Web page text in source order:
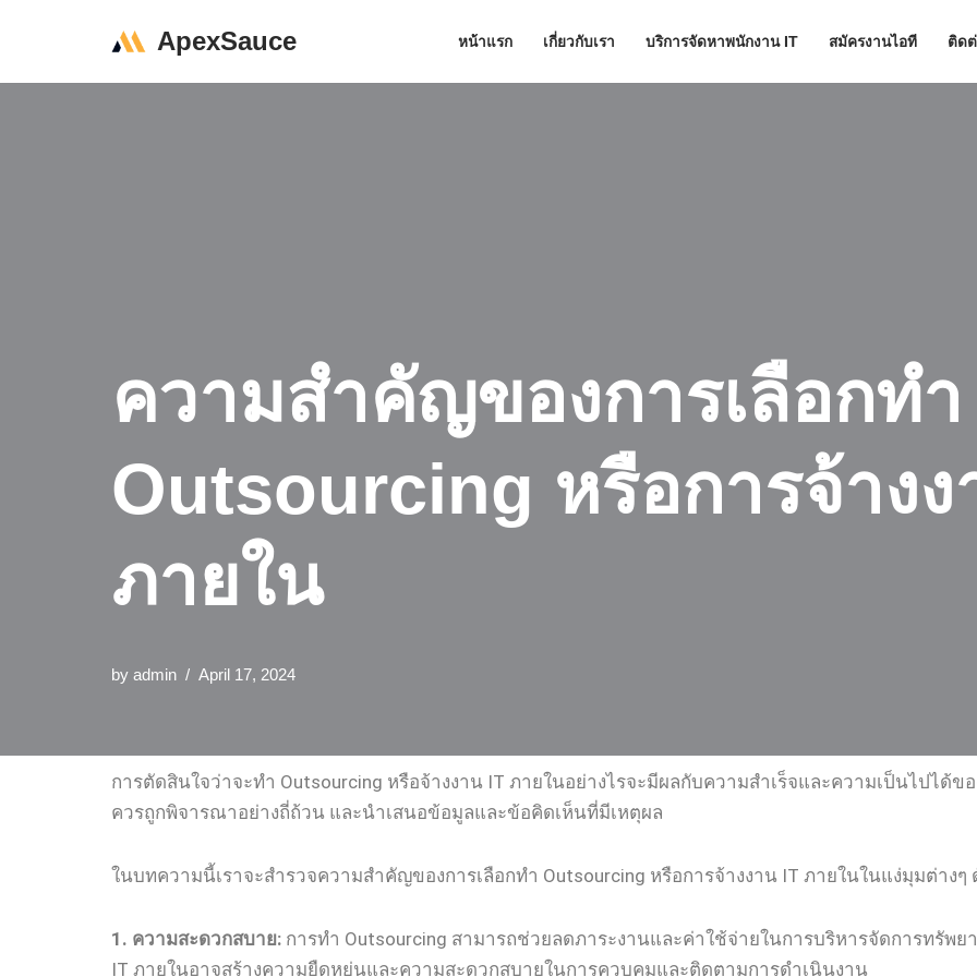
ApexSauce หน้าแรก เกี่ยวกับเรา บริการจัดหาพนักงาน IT สมัครงานไอที ติดต่
ความสำคัญของการเลือกทำ
Outsourcing หรือการจ้างง
ภายใน
by admin April 17, 2024
การตัดสินใจว่าจะทำ Outsourcing หรือจ้างงาน IT ภายในอย่างไรจะมีผลกับความสำเร็จและความเป็นไปได้
ควรถูกพิจารณาอย่างถี่ถ้วน และนำเสนอข้อมูลและข้อคิดเห็นที่มีเหตุผล
ในบทความนี้เราจะสำรวจความสำคัญของการเลือกทำ Outsourcing หรือการจ้างงาน IT ภายในในแง่มุมต่างๆ
1. ความสะดวกสบาย: การทำ Outsourcing สามารถช่วยลดภาระงานและค่าใช้จ่ายในการบริหารจัดการทรัพ
IT ภายในอาจสร้างความยืดหยุ่นและความสะดวกสบายในการควบคุมและติดตามการดำเนินงาน